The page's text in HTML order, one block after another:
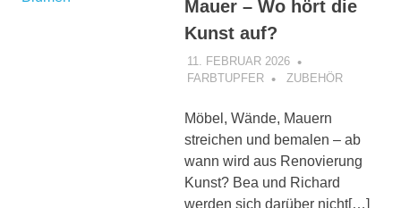
Mauer – Wo hört die
Kunst auf?
11. FEBRUAR 2026
FARBTUPFER
ZUBEHÖR
Möbel, Wände, Mauern
streichen und bemalen – ab
wann wird aus Renovierung
Kunst? Bea und Richard
werden sich darüber nicht[…]